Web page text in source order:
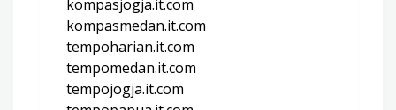
kompasjogja.it.com
kompasmedan.it.com
tempoharian.it.com
tempomedan.it.com
tempojogja.it.com